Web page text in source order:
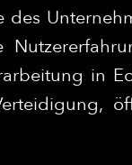
des
in